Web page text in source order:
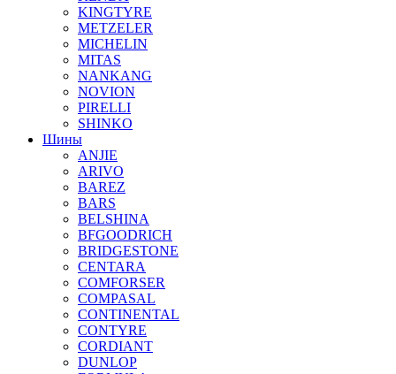
KINGTYRE
METZELER
MICHELIN
MITAS
NANKANG
NOVION
PIRELLI
SHINKO
Шины
ANJIE
ARIVO
BAREZ
BARS
BELSHINA
BFGOODRICH
BRIDGESTONE
CENTARA
COMFORSER
COMPASAL
CONTINENTAL
CONTYRE
CORDIANT
DUNLOP